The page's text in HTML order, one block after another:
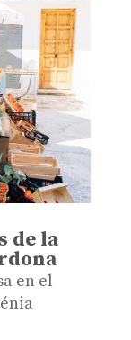
de la
en el